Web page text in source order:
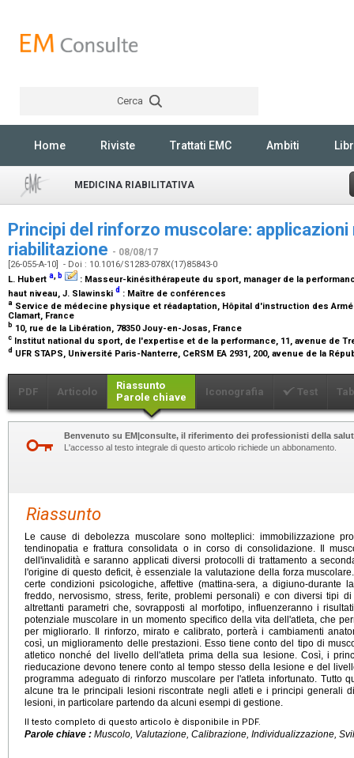
Cerca
Home Riviste Trattati EMC Ambiti
MEDICINA RIABILITATIVA
Principi del rinforzo muscolare:
riabilitazione - 08/08/17
[26-055-A-10] - Doi : 10.1016/S1283-078X(17)85843-0
L. Hubert a, b : Masseur-kinésithérapeute du sport, manager de la
haut niveau, J. Slawinski d : Maître de conférences
a Service de médecine physique et réadaptation, Hôpital d'instruction des
Clamart, France
b 10, rue de la Libération, 78350 Jouy-en-Josas, France
c Institut national du sport, de l'expertise et de la performance, 11, avenue de
d UFR STAPS, Université Paris-Nanterre, CeRSM EA 2931, 200, avenue de la
PDF Articolo
Riassunto
Parole chiave
Iconografia Test
Benvenuto su EM|consulte, il riferimento dei professionisti della
L'accesso al testo integrale di questo articolo richiede un abbonamento.
Riassunto
Le cause di debolezza muscolare sono molteplici: immobilizzazione
tendinopatia e frattura consolidata o in corso di consolidazione. Il
dell'invalidità e saranno applicati diversi protocolli di trattamento a
l'origine di questo deficit, è essenziale la valutazione della forza
certe condizioni psicologiche, affettive (mattina-sera, a digiuno-durante
freddo, nervosismo, stress, ferite, problemi personali) e con diversi tipi
altrettanti parametri che, sovrapposti al morfotipo, influenzeranno i
potenziale muscolare in un momento specifico della vita dell'atleta, che
per migliorarlo. Il rinforzo, mirato e calibrato, porterà i cambiamenti
così, un miglioramento delle prestazioni. Esso tiene conto del tipo di
atletico nonché del livello dell'atleta prima della sua lesione. Così, i
rieducazione devono tenere conto al tempo stesso della lesione e del
programma adeguato di rinforzo muscolare per l'atleta infortunato. Tutto
alcune tra le principali lesioni riscontrate negli atleti e i principi generali
lesioni, in particolare partendo da alcuni esempi di gestione.
Il testo completo di questo articolo è disponibile in PDF.
Parole chiave : Muscolo, Valutazione, Calibrazione, Individualizzazione,